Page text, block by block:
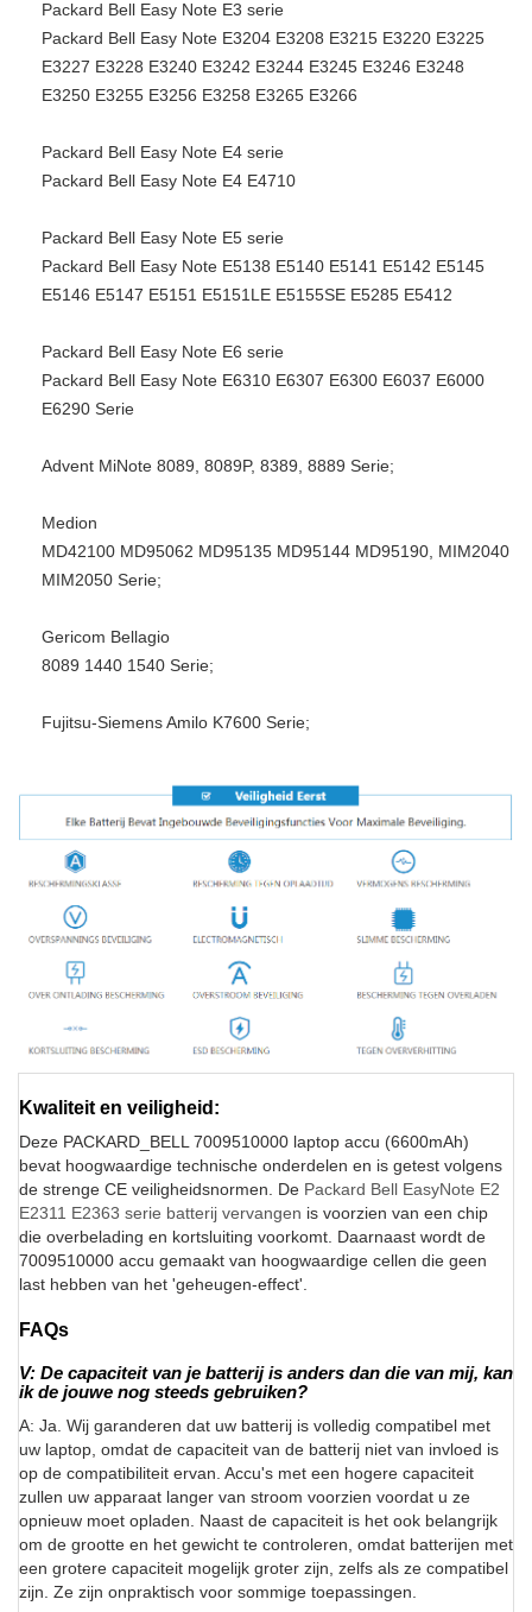
Packard Bell Easy Note E3 serie
Packard Bell Easy Note E3204 E3208 E3215 E3220 E3225
E3227 E3228 E3240 E3242 E3244 E3245 E3246 E3248
E3250 E3255 E3256 E3258 E3265 E3266
Packard Bell Easy Note E4 serie
Packard Bell Easy Note E4 E4710
Packard Bell Easy Note E5 serie
Packard Bell Easy Note E5138 E5140 E5141 E5142 E5145
E5146 E5147 E5151 E5151LE E5155SE E5285 E5412
Packard Bell Easy Note E6 serie
Packard Bell Easy Note E6310 E6307 E6300 E6037 E6000
E6290 Serie
Advent MiNote 8089, 8089P, 8389, 8889 Serie;
Medion
MD42100 MD95062 MD95135 MD95144 MD95190, MIM2040
MIM2050 Serie;
Gericom Bellagio
8089 1440 1540 Serie;
Fujitsu-Siemens Amilo K7600 Serie;
Kwaliteit en veiligheid:
Deze PACKARD_BELL 7009510000 laptop accu (6600mAh)
bevat hoogwaardige technische onderdelen en is getest volgens
de strenge CE veiligheidsnormen. De Packard Bell EasyNote E2
E2311 E2363 serie batterij vervangen is voorzien van een chip
die overbelading en kortsluiting voorkomt. Daarnaast wordt de
7009510000 accu gemaakt van hoogwaardige cellen die geen
last hebben van het 'geheugen-effect'.
FAQs
V: De capaciteit van je batterij is anders dan die van mij, kan
ik de jouwe nog steeds gebruiken?
A: Ja. Wij garanderen dat uw batterij is volledig compatibel met
uw laptop, omdat de capaciteit van de batterij niet van invloed is
op de compatibiliteit ervan. Accu's met een hogere capaciteit
zullen uw apparaat langer van stroom voorzien voordat u ze
opnieuw moet opladen. Naast de capaciteit is het ook belangrijk
om de grootte en het gewicht te controleren, omdat batterijen met
een grotere capaciteit mogelijk groter zijn, zelfs als ze compatibel
zijn. Ze zijn onpraktisch voor sommige toepassingen.